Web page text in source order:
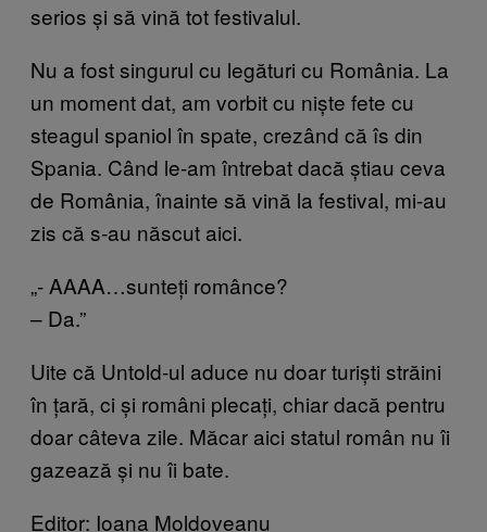
serios și să vină tot festivalul.
Nu a fost singurul cu legături cu România. La
un moment dat, am vorbit cu niște fete cu
steagul spaniol în spate, crezând că îs din
Spania. Când le-am întrebat dacă știau ceva
de România, înainte să vină la festival, mi-au
zis că s-au născut aici.
„- AAAA…sunteți românce?
– Da.”
Uite că Untold-ul aduce nu doar turiști străini
în țară, ci și români plecați, chiar dacă pentru
doar câteva zile. Măcar aici statul român nu îi
gazează și nu îi bate.
Editor: Ioana Moldoveanu